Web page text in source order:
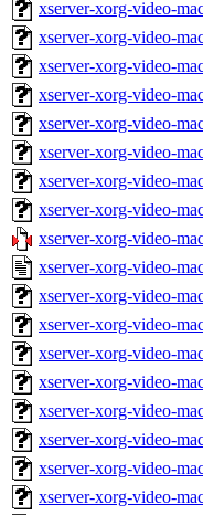
xserver-xorg-video-
xserver-xorg-video-
xserver-xorg-video-
xserver-xorg-video-
xserver-xorg-video-
xserver-xorg-video-
xserver-xorg-video-
xserver-xorg-video-
xserver-xorg-video-
xserver-xorg-video-
xserver-xorg-video-
xserver-xorg-video-
xserver-xorg-video-
xserver-xorg-video-
xserver-xorg-video-
xserver-xorg-video-
xserver-xorg-video-
xserver-xorg-video-